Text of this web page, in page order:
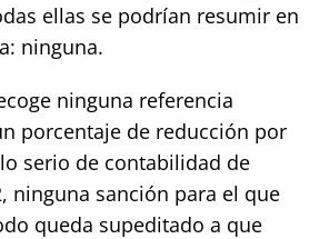
ellas se podrían resumir en
ninguna.
ninguna referencia
porcentaje de reducción por
serio de contabilidad de
ninguna sanción para el que
queda supeditado a que